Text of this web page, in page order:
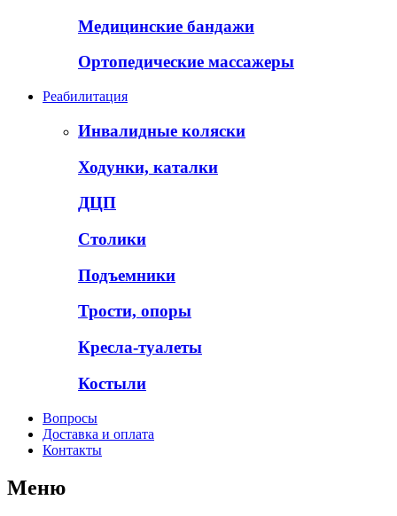
Медицинские бандажи
Ортопедические массажеры
Реабилитация
Инвалидные коляски
Ходунки, каталки
ДЦП
Столики
Подъемники
Трости, опоры
Кресла-туалеты
Костыли
Вопросы
Доставка и оплата
Контакты
Меню